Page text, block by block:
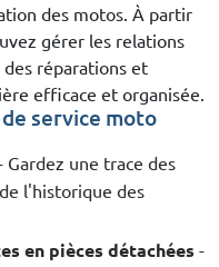
des motos. À partir
gérer les relations
réparations et
efficace et organisée.
service moto
Gardez une trace des
l'historique des
en pièces détachées -